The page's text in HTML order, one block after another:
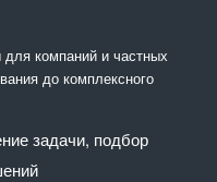
компаний и частных
до комплексного
задачи, подбор